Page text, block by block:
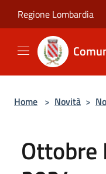
Regione Lombardia
Home > Novità >
Ottobre